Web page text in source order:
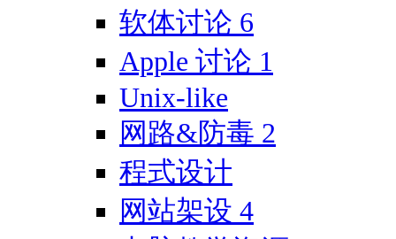
软体讨论 6
Apple 讨论 1
Unix-like
网路&防毒 2
程式设计
网站架设 4